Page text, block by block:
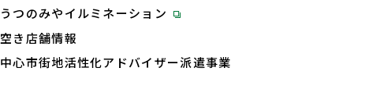
うつのみやイルミネーション
空き店舗情報
中心市街地活性化アドバイザー派遣事業